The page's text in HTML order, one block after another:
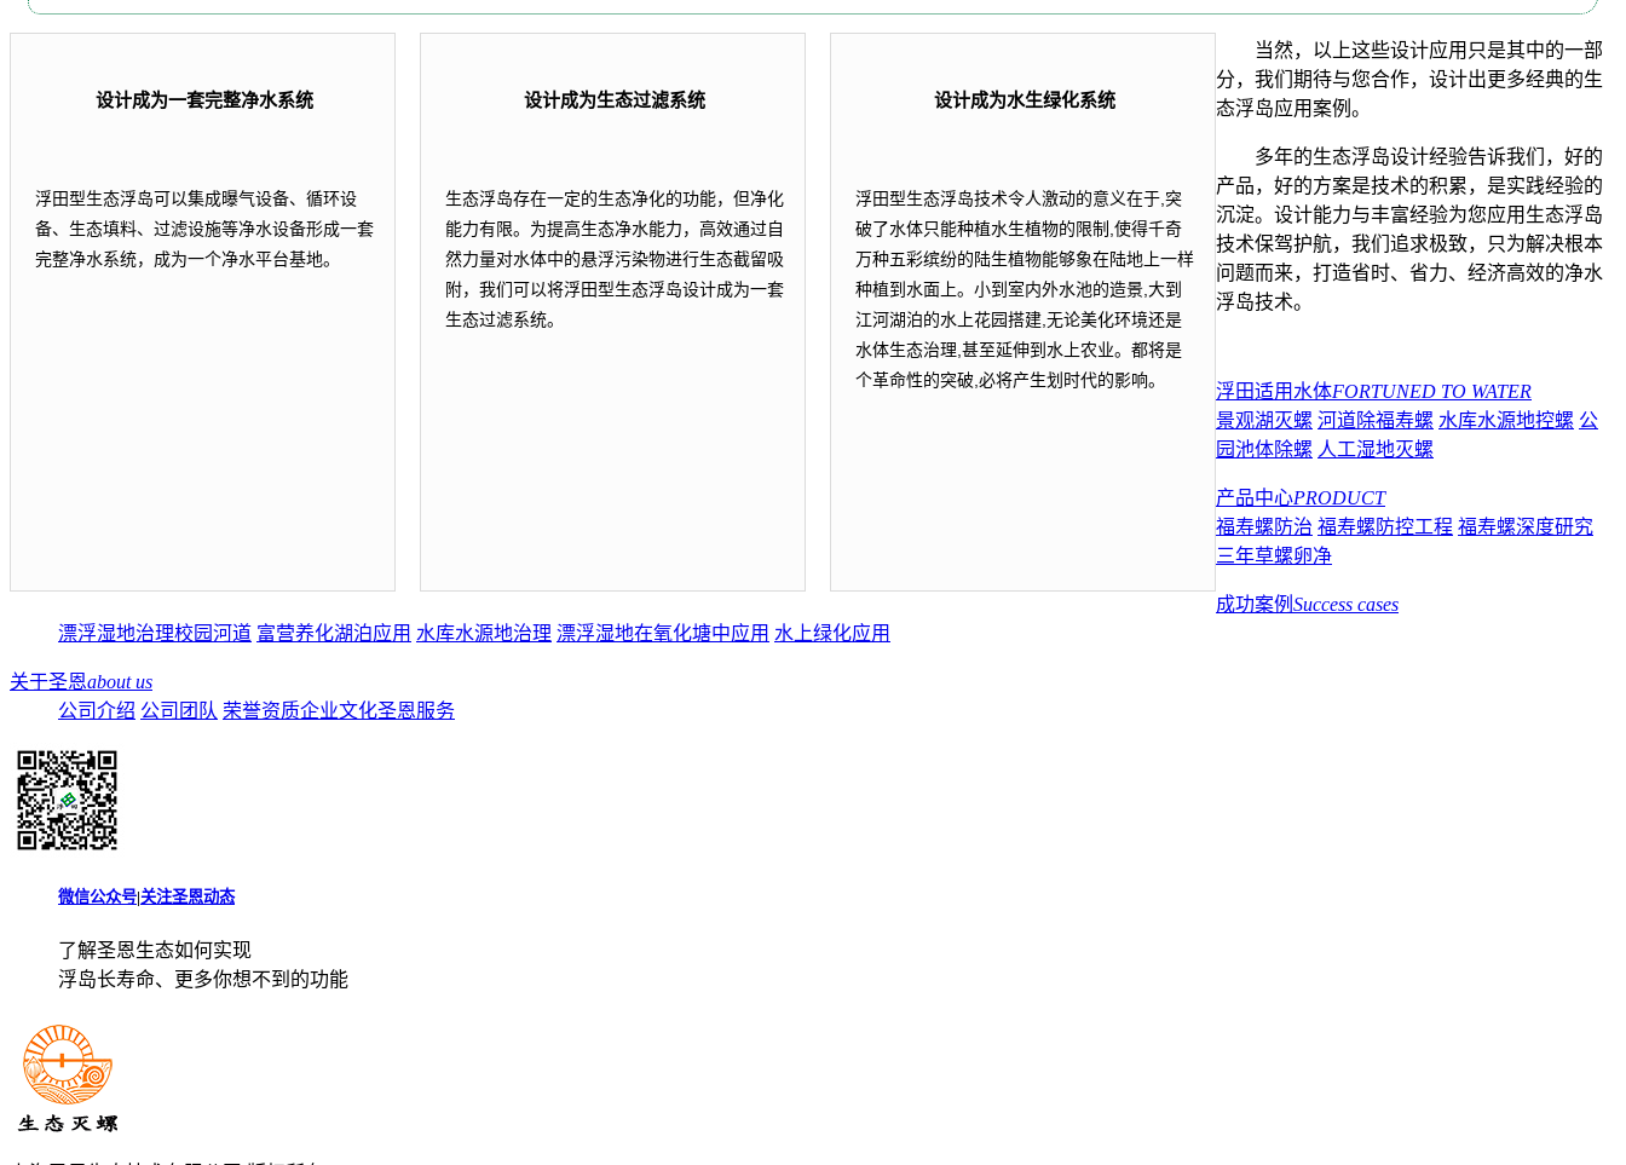
设计成为一套完整净水系统
浮田型生态浮岛可以集成曝气设备、循环设
备、生态填料、过滤设施等净水设备形成一套
完整净水系统，成为一个净水平台基地。
设计成为生态过滤系统
生态浮岛存在一定的生态净化的功能，但净化
能力有限。为提高生态净水能力，高效通过自
然力量对水体中的悬浮污染物进行生态截留吸
附，我们可以将浮田型生态浮岛设计成为一套
生态过滤系统。
设计成为水生绿化系统
浮田型生态浮岛技术令人激动的意义在于,突
破了水体只能种植水生植物的限制,使得千奇
万种五彩缤纷的陆生植物能够象在陆地上一样
种植到水面上。小到室内外水池的造景,大到
江河湖泊的水上花园搭建,无论美化环境还是
水体生态治理,甚至延伸到水上农业。都将是
个革命性的突破,必将产生划时代的影响。
当然，以上这些设计应用只是其中的一部
分，我们期待与您合作，设计出更多经典的生
态浮岛应用案例。
多年的生态浮岛设计经验告诉我们，好的
产品，好的方案是技术的积累，是实践经验的
沉淀。设计能力与丰富经验为您应用生态浮岛
技术保驾护航，我们追求极致，只为解决根本
问题而来，打造省时、省力、经济高效的净水
浮岛技术。
浮田适用水体FORTUNED TO WATER
景观湖灭螺 河道除福寿螺 水库水源地控螺 公
园池体除螺 人工湿地灭螺
产品中心PRODUCT
福寿螺防治 福寿螺防控工程 福寿螺深度研究
三年草螺卵净
成功案例 Success cases
漂浮湿地治理校园河道 富营养化湖泊应用 水库水源地治理 漂浮湿地在氧化塘中应用 水上绿化应用
关于圣恩about us
公司介绍 公司团队 荣誉资质企业文化圣恩服务
微信公众号|关注圣恩动态
了解圣恩生态如何实现
浮岛长寿命、更多你想不到的功能